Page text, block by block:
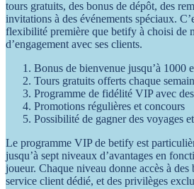
tours gratuits, des bonus de dépôt, des
invitations à des événements spéciaux.
flexibilité première que betify à choisi de
d’engagement avec ses clients.
Bonus de bienvenue jusqu’à 1000
Tours gratuits offerts chaque
Programme de fidélité VIP avec
Promotions régulières et concours
Possibilité de gagner des voyages
Le programme VIP de betify est
jusqu’à sept niveaux d’avantages en
joueur. Chaque niveau donne accès à
service client dédié, et des privilèges